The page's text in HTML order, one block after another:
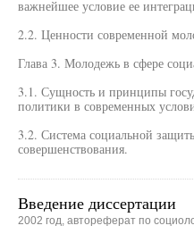
важнейшее условие ее
2.2. Ценности современной
Глава 3. Молодежь в сфере
3.1. Сущность и принципы
политики в современных
3.2. Система социальной
совершенствования.
Введение диссертации
2002 год, автореферат по